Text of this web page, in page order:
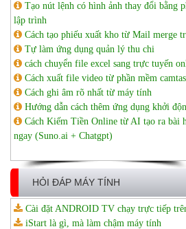
Tạo nút lệnh có hình ảnh thay đổi bằng
lập trình
Cách tạo phiếu xuất kho từ Mail merge
Tự làm ứng dụng quản lý thu chi
cách chuyển file excel sang trực tuyến
Cách xuất file video từ phần mềm
Cách ghi âm rõ nhất từ máy tính
Hướng dẫn cách thêm ứng dụng khởi
Cách Kiếm Tiền Online từ AI tạo ra bài
ngay (Suno.ai + Chatgpt)
HỎI ĐÁP MÁY TÍNH
Cài đặt ANDROID TV chạy trực tiếp
iStart là gì, mà làm chậm máy tính